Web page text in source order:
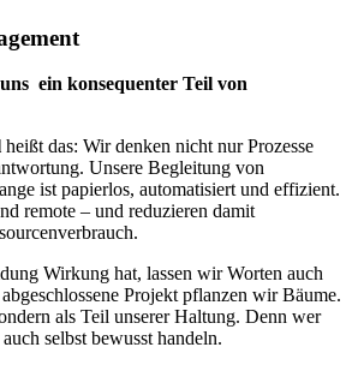
ein konsequenter Teil von
heißt das: Wir denken nicht nur Prozesse
Unsere Begleitung von
ist papierlos, automatisiert und effizient.
remote – und reduzieren damit
Wirkung hat, lassen wir Worten auch
Projekt pflanzen wir Bäume.
als Teil unserer Haltung. Denn wer
selbst bewusst handeln.